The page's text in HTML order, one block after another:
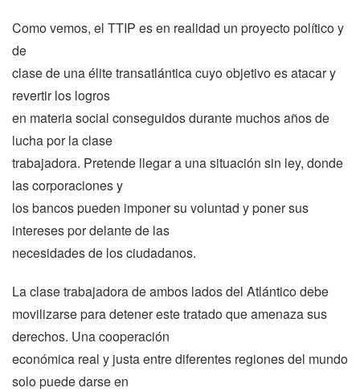
Como vemos, el TTIP es en realidad un proyecto político y
de
clase de una élite transatlántica cuyo objetivo es atacar y
revertir los logros
en materia social conseguidos durante muchos años de
lucha por la clase
trabajadora. Pretende llegar a una situación sin ley, donde
las corporaciones y
los bancos pueden imponer su voluntad y poner sus
intereses por delante de las
necesidades de los ciudadanos.
La clase trabajadora de ambos lados del Atlántico debe
movilizarse para detener este tratado que amenaza sus
derechos. Una cooperación
económica real y justa entre diferentes regiones del mundo
solo puede darse en